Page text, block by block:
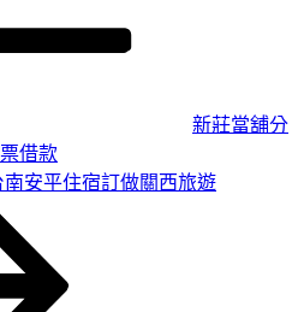
新莊當舖分
借款
安平住宿訂做關西旅遊